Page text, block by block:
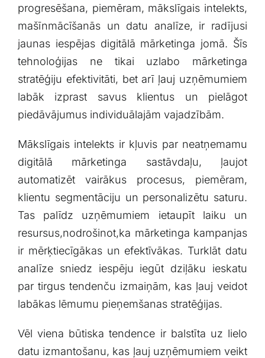
progresēšana, piemēram, ⁤mākslīgais⁤ intelekts,
mašīnmācīšanās un ‍datu analīze, ir radījusi
jaunas⁤ iespējas digitālā mārketinga jomā. Šīs
tehnoloģijas⁣ ne tikai uzlabo mārketinga
stratēģiju efektivitāti, bet arī ļauj uzņēmumiem
labāk ⁤izprast savus klientus un pielāgot
piedāvājumus individuālajām vajadzībām.
Mākslīgais intelekts ​ir kļuvis ​par ⁤neatņemamu⁣
digitālā mārketinga sastāvdaļu, ļaujot
automatizēt vairākus procesus, piemēram,
klientu segmentāciju un personalizētu saturu.
⁤Tas palīdz uzņēmumiem ietaupīt laiku⁣ un
⁤resursus,nodrošinot,ka mārketinga kampanjas
ir mērķtiecīgākas un⁢ efektīvākas. Turklāt⁢ datu
⁤analīze sniedz iespēju iegūt dziļāku ieskatu
par tirgus tendenču izmaiņām, kas ļauj veidot
labākas lēmumu⁤ pieņemšanas stratēģijas.
Vēl‍ viena ⁤būtiska tendence ‍ir balstīta uz lielo
datu izmantošanu, kas ļauj uzņēmumiem ⁤veikt